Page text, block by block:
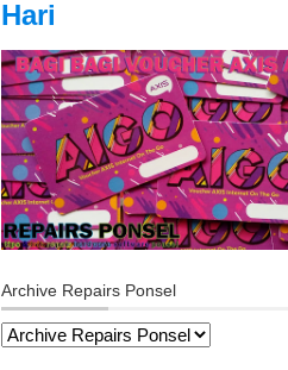
Hari
Archive Repairs Ponsel